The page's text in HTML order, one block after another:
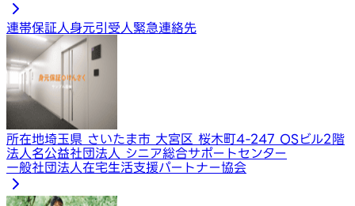
連帯保証人身元引受人緊急連絡先
所在地埼玉県 さいたま市 大宮区 桜木町4-247 OSビル2階
法人名公益社団法人 シニア総合サポートセンター
一般社団法人在宅生活支援パートナー協会